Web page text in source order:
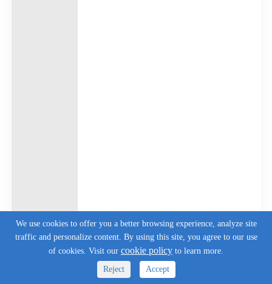
We use cookies to offer you a better browsing experience, analyze site
traffic and personalize content. By using this site, you agree to our use
of cookies. Visit our cookie policy to learn more.
Reject
Accept